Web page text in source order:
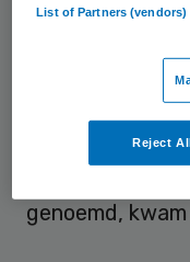
kwam uit op 2,1
ingeleverde
hebben alle
gegevens voor
genoemd,
List of Partners (vendors)
Reject